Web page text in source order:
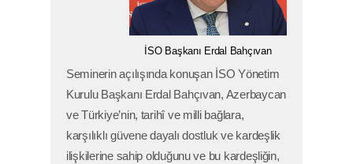
İSO Başkanı Erdal Bahçıvan
Seminerin açılışında konuşan İSO Yönetim
Kurulu Başkanı Erdal Bahçıvan, Azerbaycan
ve Türkiye’nin, tarihî ve milli bağlara,
karşılıklı güvene dayalı dostluk ve kardeşlik
ilişkilerine sahip olduğunu ve bu kardeşliğin,